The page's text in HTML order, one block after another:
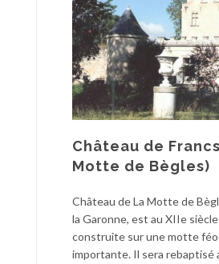
Château de
Motte de Bègles)
Château de La Motte de
la Garonne, est au XIIe
construite sur une motte
importante. Il sera rebaptisé